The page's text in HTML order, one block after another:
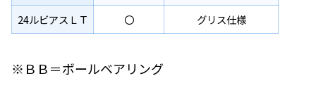
24ルビアスＬＴ
〇 グリス仕様
※ＢＢ＝ボールベアリング